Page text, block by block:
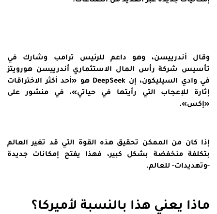
وقال أندرييسن، وهو داعم للرئيس ترامب وشارك في
تأسيس شركة رأس المال الاستثماري أندرييسن هورويتز
في وادي السيليكون، إن DeepSeek هو «أحد أكثر الاختراقات
إثارة للإعجاب التي رأيتها في حياتي»، في منشور على
«إكس».
إذا كان من الممكن تحقيق هذه القوة التي قد تغير العالم
بتكلفة منخفضة بشكل كبير، فهذا يفتح إمكانات جديدة
-وتهديدات- للعالم.
ماذا يعني هذا بالنسبة لأميركا؟